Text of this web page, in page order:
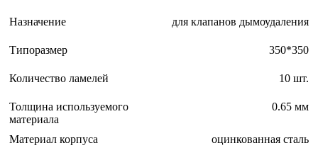
Назначение для клапанов дымоудаления
Типоразмер 350*350
Количество ламелей 10 шт.
Толщина используемого
материала
0.65 мм
Материал корпуса оцинкованная сталь